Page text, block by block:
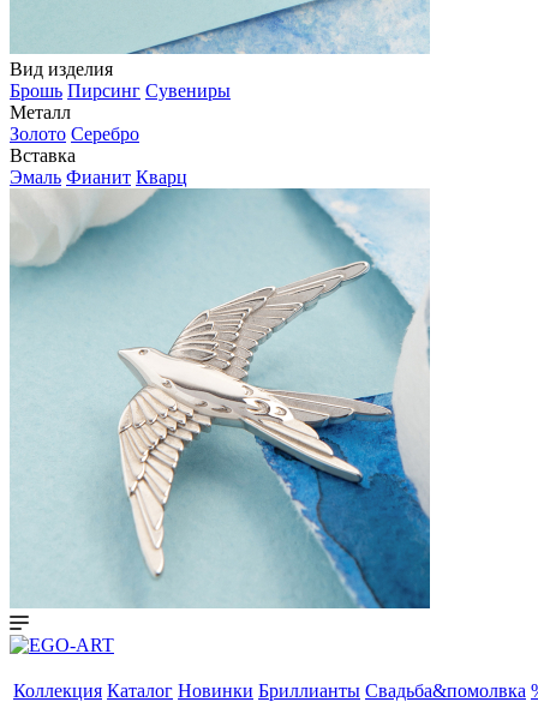
Вид изделия
Брошь Пирсинг Сувениры
Металл
Золото Серебро
Вставка
Эмаль Фианит Кварц
Коллекция Каталог Новинки Бриллианты Свадьба&помолвка